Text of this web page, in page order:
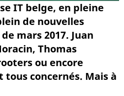
IT belge, en pleine
de nouvelles
mars 2017. Juan
Thomas
ou encore
tous concernés. Mais à